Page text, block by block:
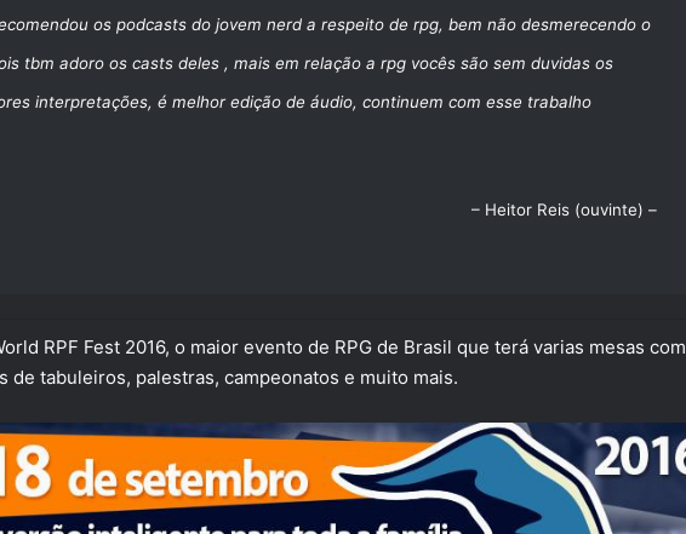
os podcasts do jovem nerd a respeito de rpg, bem não desmerecendo o
tbm adoro os casts deles , mais em relação a rpg vocês são sem duvidas os
interpretações, é melhor edição de áudio, continuem com esse trabalho
– Heitor Reis (ouvinte) –
RPF Fest 2016, o maior evento de RPG de Brasil que terá varias mesas com
de tabuleiros, palestras, campeonatos e muito mais.